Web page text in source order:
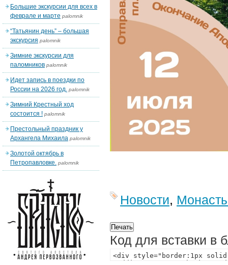
Новости,
Код для вставки в
Большие экскурсии для всех в
феврале и марте palomnik
“Татьянин день” – большая
экскурсия palomnik
Зимние экскурсии для
паломников palomnik
Идет запись в поездки по
России на 2026 год. palomnik
Зимний Крестный ход
состоится ! palomnik
Престольный праздник у
Архангела Михаила palomnik
Золотой октябрь в
Петропавловке. palomnik